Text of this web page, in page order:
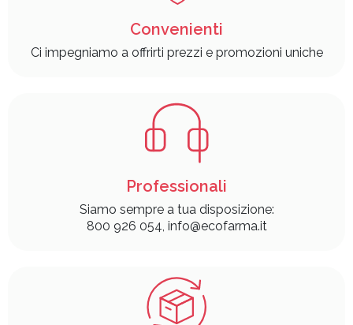
Convenienti
Ci impegniamo a offrirti prezzi e promozioni uniche
Professionali
Siamo sempre a tua disposizione:
800 926 054, info@ecofarma.it